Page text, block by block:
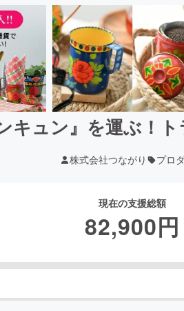
キュン』を運ぶ！
株式会社つながり プロ
現在の支援総額
82,900円